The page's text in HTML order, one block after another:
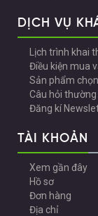
DỊCH VỤ
Lịch trình khai
Điều kiện mua
Sản phẩm
Câu hỏi thường
Đăng kí
TÀI KHOẢN
Xem gần đây
Hồ sơ
Đơn hàng
Địa chỉ